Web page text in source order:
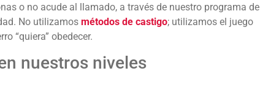
o no acude al llamado, a través de nuestro programa de
No utilizamos métodos de castigo; utilizamos el juego
“quiera” obedecer.
nuestros niveles